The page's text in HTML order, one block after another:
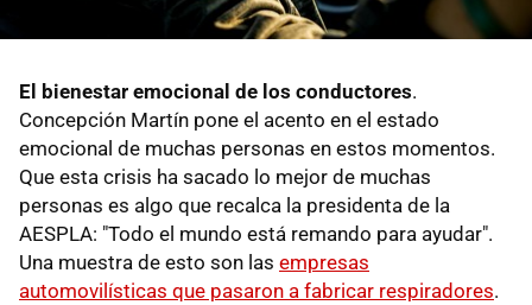
El bienestar emocional de los conductores.
Concepción Martín pone el acento en el estado
emocional de muchas personas en estos momentos.
Que esta crisis ha sacado lo mejor de muchas
personas es algo que recalca la presidenta de la
AESPLA: "Todo el mundo está remando para ayudar".
Una muestra de esto son las empresas
automovilísticas que pasaron a fabricar respiradores.